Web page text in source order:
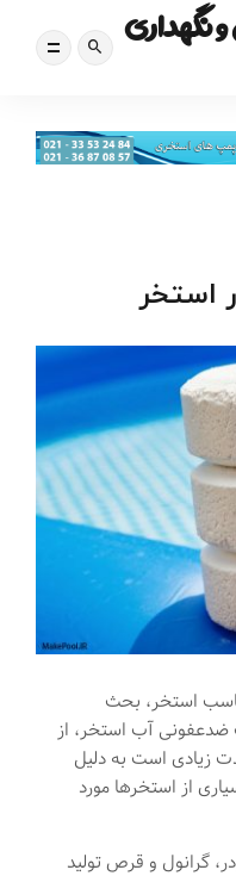
استخر
استخر، بحث
آب استخر، از
زیادی است به دلیل
از استخرها مورد
گرانول و قرص تولید